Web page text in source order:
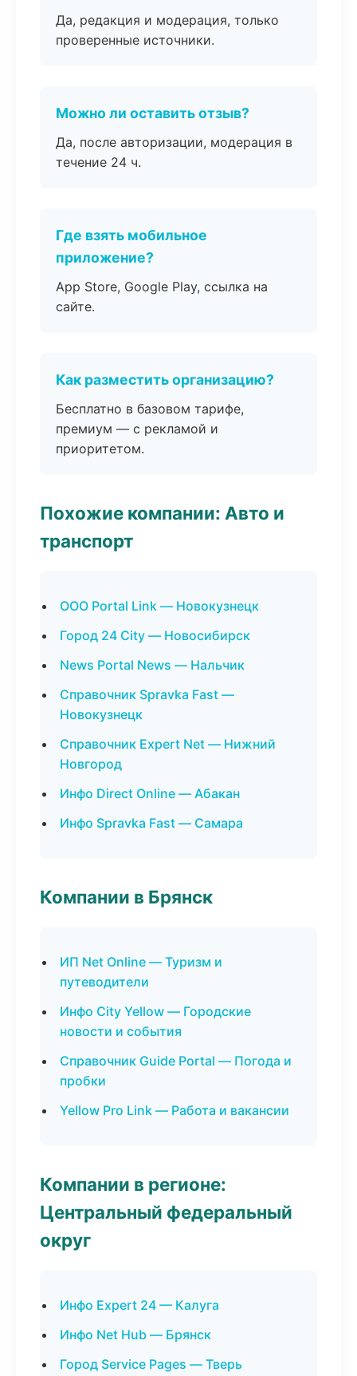
Да, редакция и модерация, только
проверенные источники.
Можно ли оставить отзыв?
Да, после авторизации, модерация в
течение 24 ч.
Где взять мобильное
приложение?
App Store, Google Play, ссылка на
сайте.
Как разместить организацию?
Бесплатно в базовом тарифе,
премиум — с рекламой и
приоритетом.
Похожие компании: Авто и
транспорт
ООО Portal Link — Новокузнецк
Город 24 City — Новосибирск
News Portal News — Нальчик
Справочник Spravka Fast —
Новокузнецк
Справочник Expert Net — Нижний
Новгород
Инфо Direct Online — Абакан
Инфо Spravka Fast — Самара
Компании в Брянск
ИП Net Online — Туризм и
путеводители
Инфо City Yellow — Городские
новости и события
Справочник Guide Portal — Погода и
пробки
Yellow Pro Link — Работа и вакансии
Компании в регионе:
Центральный федеральный
округ
Инфо Expert 24 — Калуга
Инфо Net Hub — Брянск
Город Service Pages — Тверь